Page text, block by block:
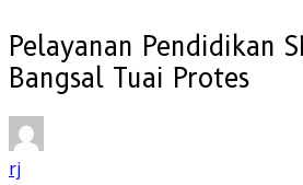
Pelayanan Pendidikan
Bangsal Tuai Protes
rj